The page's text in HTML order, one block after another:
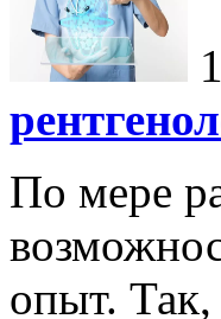
По мере
опыт. Так,